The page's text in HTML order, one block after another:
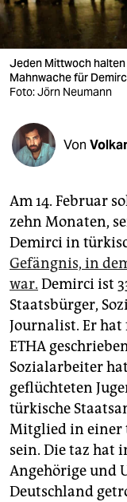
wahrheit
verlag
verlag
shop
fragen & hilfe
unterstützen
abo
genossenschaft
epaper login
Jeden Mittwoch
Mahnwache für
Foto: Jörn Neumann
Von
Am 14. Februar
zehn Monaten,
Demirci in
Gefängnis, in
war. Demirci ist
Staatsbürger,
Journalist. Er
ETHA
Sozialarbeiter
geflüchteten
türkische
Mitglied in einer
sein. Die taz hat
Angehörige und
Deutschland